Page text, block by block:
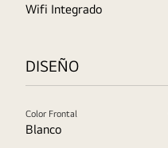
Wifi Integrado
DISEÑO
Color Frontal
Blanco